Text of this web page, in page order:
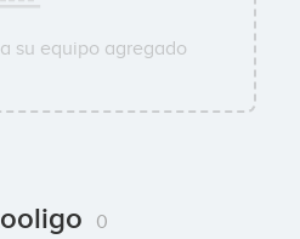
su equipo agregado
0